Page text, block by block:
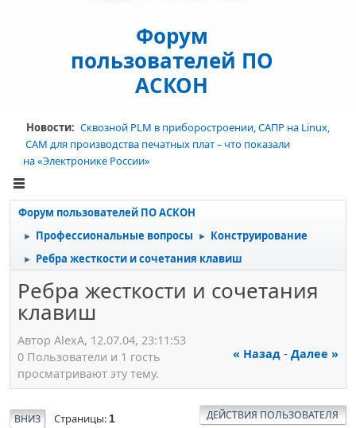
Форум
пользователей ПО
АСКОН
Новости: Сквозной PLM в приборостроении, САПР на Linux,
CAM для производства печатных плат – что показали
на «Электронике России»
Форум пользователей ПО АСКОН
► Профессиональные вопросы ► Конструирование
► Ребра жесткости и сочетания клавиш
Ребра жесткости и сочетания
клавиш
Автор AlexA, 12.07.04, 23:11:53
« Назад - Далее »
0 Пользователи и 1 гость
просматривают эту тему.
ВНИЗ Страницы 1 ДЕЙСТВИЯ ПОЛЬЗОВАТЕЛЯ